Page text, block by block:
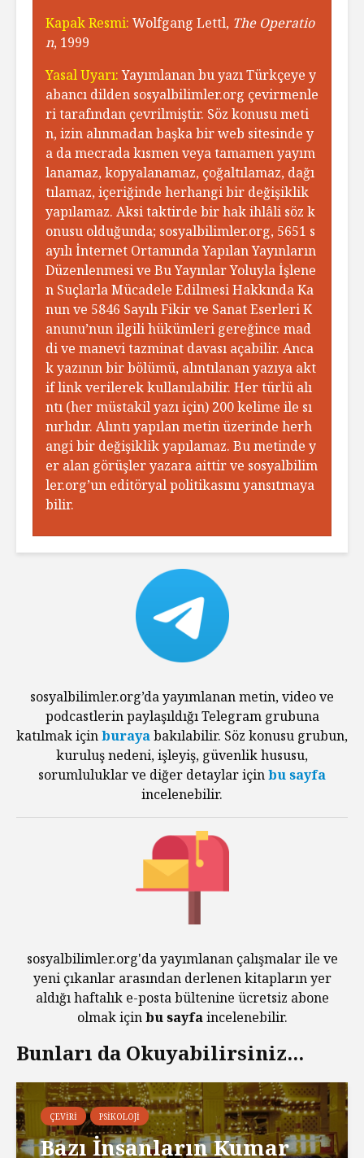
Kapak Resmi: Wolfgang Lettl, The Operatio
n, 1999
Yasal Uyarı:Yayımlanan bu yazı Türkçeye y
abancı dilden sosyalbilimler.org çevirmenle
ri tarafından çevrilmiştir. Söz konusu meti
n, izin alınmadan başka bir web sitesinde y
a da mecrada kısmen veya tamamen yayım
lanamaz, kopyalanamaz, çoğaltılamaz, dağı
tılamaz, içeriğinde herhangi bir değişiklik
yapılamaz. Aksi taktirde bir hak ihlâli söz k
onusu olduğunda; sosyalbilimler.org, 5651 s
ayılı İnternet Ortamında Yapılan Yayınların
Düzenlenmesi ve Bu Yayınlar Yoluyla İşlene
n Suçlarla Mücadele Edilmesi Hakkında Ka
nun ve 5846 Sayılı Fikir ve Sanat Eserleri K
anunu’nun ilgili hükümleri gereğince mad
di ve manevi tazminat davası açabilir. Anca
k yazının bir bölümü, alıntılanan yazıya akt
if link verilerek kullanılabilir. Her türlü alı
ntı (her müstakil yazı için) 200 kelime ile sı
nırlıdır. Alıntı yapılan metin üzerinde herh
angi bir değişiklik yapılamaz. Bu metinde y
er alan görüşler yazara aittir ve sosyalbilim
ler.org’un editöryal politikasını yansıtmaya
bilir.
sosyalbilimler.org’da yayımlanan metin, video ve
podcastlerin paylaşıldığı Telegram grubuna
katılmak içinburayabakılabilir. Söz konusu grubun,
kuruluş nedeni, işleyiş, güvenlik hususu,
sorumluluklar ve diğer detaylar içinbu sayfa
incelenebilir.
sosyalbilimler.org'da yayımlanan çalışmalar ile ve
yeni çıkanlar arasından derlenen kitapların yer
aldığı haftalık e-posta bültenine ücretsiz abone
olmak içinbu sayfaincelenebilir.
Bunları da Okuyabilirsiniz...
ÇEVIRI PSIKOLOJI
Bazı İnsanların Kumar